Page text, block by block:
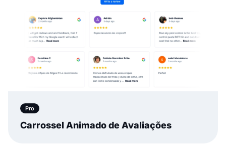
Pro
Carrossel Animado de Avaliações